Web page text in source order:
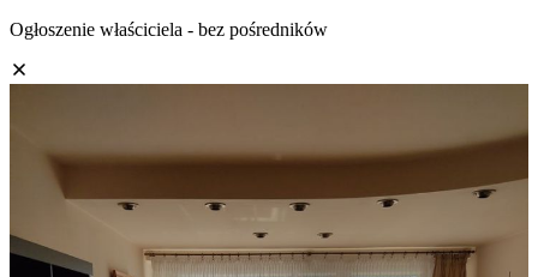
Ogłoszenie właściciela - bez pośredników